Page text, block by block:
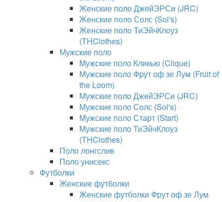
Женские поло ДжейЭРСи (JRC)
Женские поло Солс (Sol's)
Женские поло ТиЭйчКлоуз
(THClothes)
Мужские поло
Мужские поло Кликью (Clique)
Мужские поло Фрут оф зе Лум (Fruit of
the Loom)
Мужские поло ДжейЭРСи (JRC)
Мужские поло Солс (Sol's)
Мужские поло Старт (Start)
Мужские поло ТиЭйчКлоуз
(THClothes)
Поло лонгслив
Поло унисекс
Футболки
Женские футболки
Женские футболки Фрут оф зе Лум